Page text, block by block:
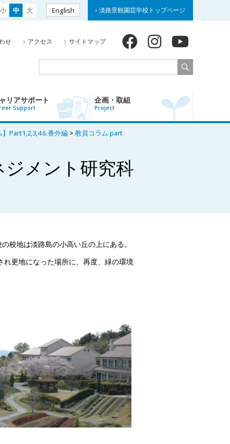
淡路景観園芸学校トップページ
English
小 中 大
リアサポート
Support
企画・取組
Project
せ アクセス サイトマップ
Part1,2,3,4＆番外編 > 教員コラム part
メント研究科
校地は淡路島の小高い丘の上にある。
更地になった場所に、再度、緑の環境